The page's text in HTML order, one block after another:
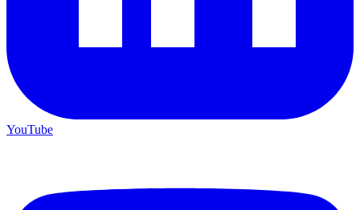
YouTube